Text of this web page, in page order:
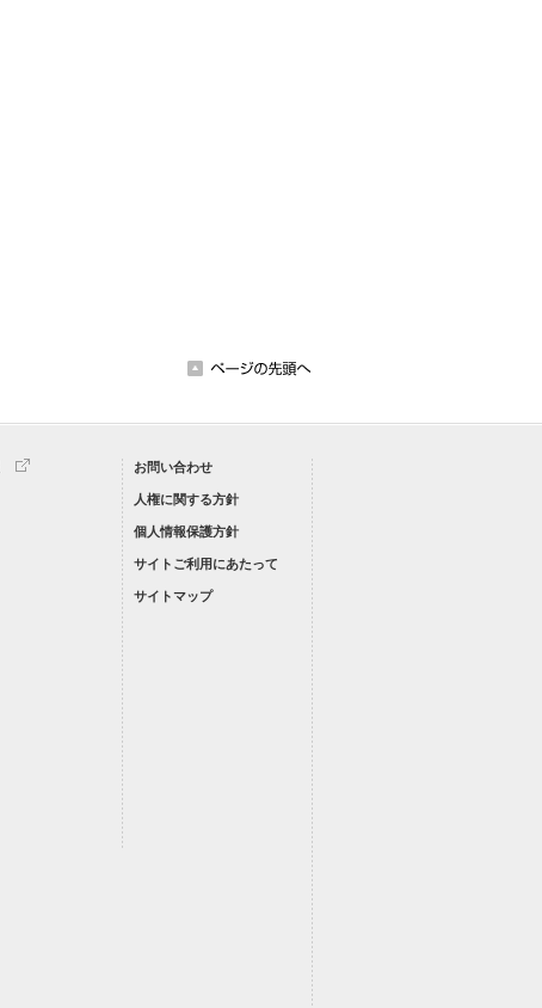
お問い合わせ
人権に関する方針
個人情報保護方針
サイトご利用にあたって
サイトマップ